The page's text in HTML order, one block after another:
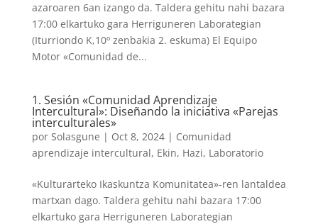
azaroaren 6an izango da. Taldera gehitu nahi bazara
17:00 elkartuko gara Herriguneren Laborategian
(Iturriondo K,10º zenbakia 2. eskuma) El Equipo
Motor «Comunidad de...
1. Sesión «Comunidad Aprendizaje
Intercultural»: Diseñando la iniciativa «Parejas
interculturales»
por Solasgune | Oct 8, 2024| Comunidad
aprendizaje intercultural, Ekin, Hazi, Laboratorio
«Kulturarteko Ikaskuntza Komunitatea»-ren lantaldea
martxan dago. Taldera gehitu nahi bazara 17:00
elkartuko gara Herriguneren Laborategian